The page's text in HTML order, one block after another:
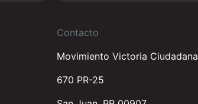
Contacto
Movimiento Victoria Ciudadana
670 PR-25